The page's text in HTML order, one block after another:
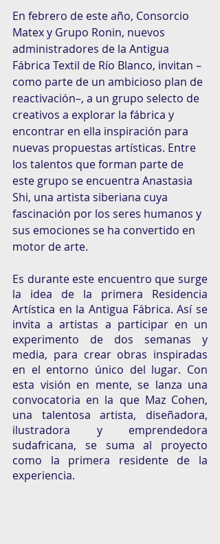
En febrero de este año, Consorcio
Matex y Grupo Ronin, nuevos
administradores de la Antigua
Fábrica Textil de Río Blanco, invitan –
como parte de un ambicioso plan de
reactivación–, a un grupo selecto de
creativos a explorar la fábrica y
encontrar en ella inspiración para
nuevas propuestas artísticas. Entre
los talentos que forman parte de
este grupo se encuentra Anastasia
Shi, una artista siberiana cuya
fascinación por los seres humanos y
sus emociones se ha convertido en
motor de arte.
Es durante este encuentro que surge
la idea de la primera Residencia
Artística en la Antigua Fábrica. Así se
invita a artistas a participar en un
experimento de dos semanas y
media, para crear obras inspiradas
en el entorno único del lugar. Con
esta visión en mente, se lanza una
convocatoria en la que Maz Cohen,
una talentosa artista, diseñadora,
ilustradora y emprendedora
sudafricana, se suma al proyecto
como la primera residente de la
experiencia.